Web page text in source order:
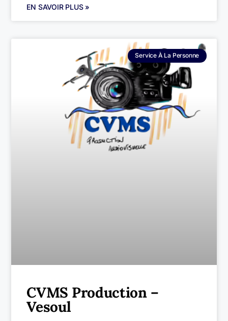
EN SAVOIR PLUS »
Service À La Personne
CVMS Production –
Vesoul